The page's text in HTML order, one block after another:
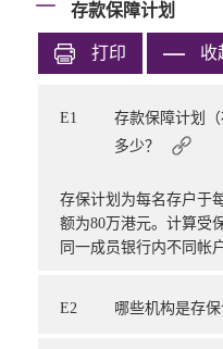
存款保障计划
打印 收
E1
存款保障计划
多少？
存保计划为每名存户于
额为80万港元。计算受
同一成员银行内不同帐
E2 哪些机构是存保